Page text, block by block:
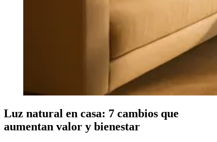
Luz natural en casa: 7 cambios que
aumentan valor y bienestar